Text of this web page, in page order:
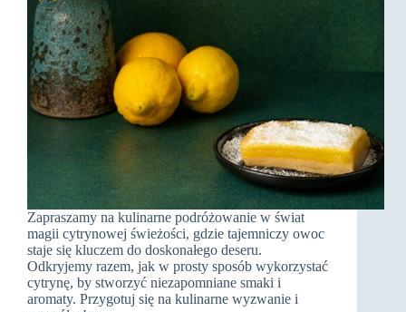
Zapraszamy na kulinarne podróżowanie w świat
magii cytrynowej świeżości, gdzie tajemniczy owoc
staje się kluczem do doskonałego deseru.
Odkryjemy razem, jak w prosty sposób wykorzystać
cytrynę, by stworzyć niezapomniane smaki i
aromaty. Przygotuj się na kulinarne wyzwanie i